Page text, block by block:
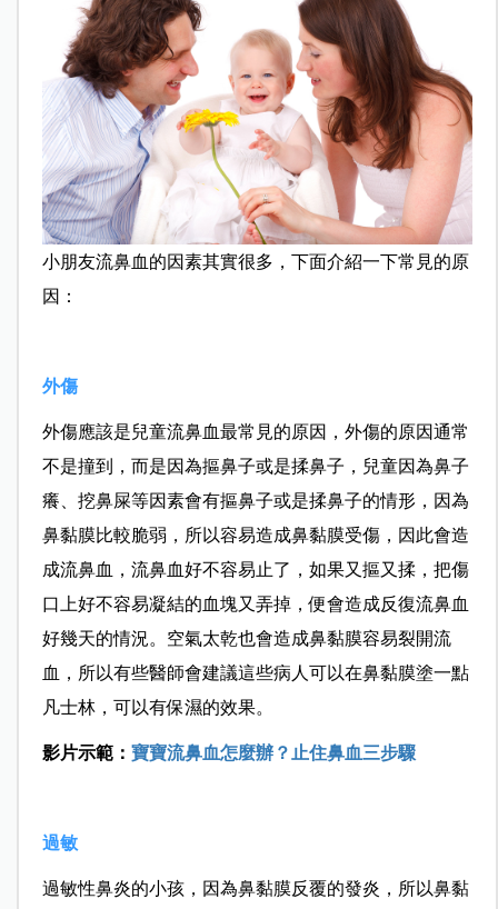
小朋友流鼻血的因素其實很多，下面介紹一下常見的原
因：
外傷
外傷應該是兒童流鼻血最常見的原因，外傷的原因通常
不是撞到，而是因為摳鼻子或是揉鼻子，兒童因為鼻子
癢、挖鼻屎等因素會有摳鼻子或是揉鼻子的情形，因為
鼻黏膜比較脆弱，所以容易造成鼻黏膜受傷，因此會造
成流鼻血，流鼻血好不容易止了，如果又摳又揉，把傷
口上好不容易凝結的血塊又弄掉，便會造成反復流鼻血
好幾天的情況。空氣太乾也會造成鼻黏膜容易裂開流
血，所以有些醫師會建議這些病人可以在鼻黏膜塗一點
凡士林，可以有保濕的效果。
影片示範： 寶寶流鼻血怎麼辦？止住鼻血三步驟
過敏
過敏性鼻炎的小孩，因為鼻黏膜反覆的發炎，所以鼻黏